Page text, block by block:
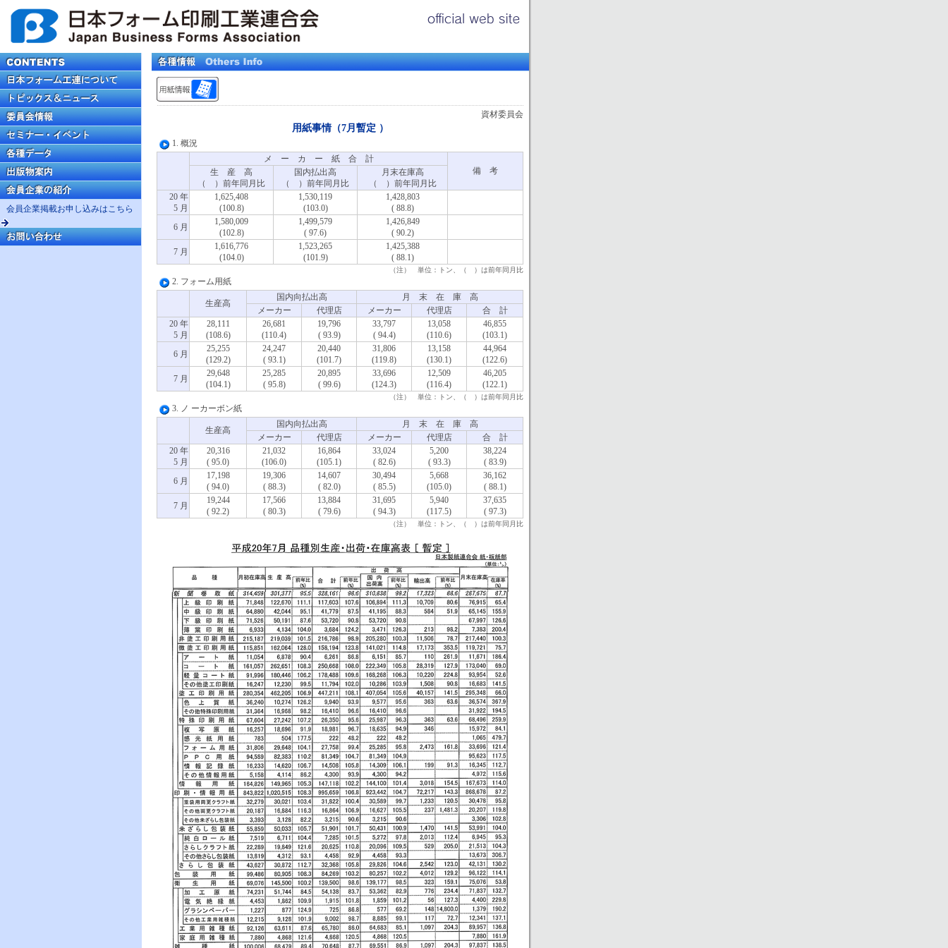
会員企業掲載お申し込みはこちら
資材委員会
用紙事情（7月暫定 ）
1. 概況
メ ー カ ー 紙 合 計
備 考
生 産 高
（ ）前年同月比
国内払出高
（ ）前年同月比
月末在庫高
（ ）前年同月比
20 年
5 月
1,625,408
(100.8)
1,530,119
(103.0)
1,428,803
( 88.8)
6 月
1,580,009
(102.8)
1,499,579
( 97.6)
1,426,849
( 90.2)
7 月
1,616,776
(104.0)
1,523,265
(101.9)
1,425,388
( 88.1)
（注） 単位：トン、（ ）は前年同月比
2. フォーム用紙
生産高
国内向払出高
月 末 在 庫 高
メーカー
代理店 メーカー 代理店
合 計
20 年
5 月
28,111
(108.6)
26,681
(110.4)
19,796
( 93.9)
33,797
( 94.4)
13,058
(110.6)
46,855
(103.1)
6 月
25,255
(129.2)
24,247
( 93.1)
20,440
(101.7)
31,806
(119.8)
13,158
(130.1)
44,964
(122.6)
7 月
29,648
(104.1)
25,285
( 95.8)
20,895
( 99.6)
33,696
(124.3)
12,509
(116.4)
46,205
(122.1)
（注） 単位：トン、（ ）は前年同月比
3. ノ ーカーボン紙
生産高
国内向払出高
月 末 在 庫 高
メーカー
代理店 メーカー 代理店
合 計
20 年
5 月
20,316
( 95.0)
21,032
(106.0)
16,864
(105.1)
33,024
( 82.6)
5,200
( 93.3)
38,224
( 83.9)
6 月
17,198
( 94.0)
19,306
( 88.3)
14,607
( 82.0)
30,494
( 85.5)
5,668
(105.0)
36,162
( 88.1)
7 月
19,244
( 92.2)
17,566
( 80.3)
13,884
( 79.6)
31,695
( 94.3)
5,940
(117.5)
37,635
( 97.3)
（注） 単位：トン、（ ）は前年同月比